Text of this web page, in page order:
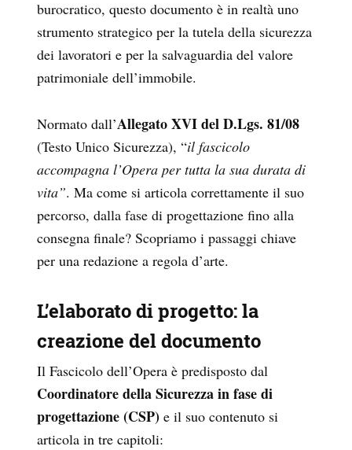
burocratico, questo documento è in realtà uno
strumento strategico per la tutela della sicurezza
dei lavoratori e per la salvaguardia del valore
patrimoniale dell’immobile.
Normato dall’Allegato XVI del D.Lgs. 81/08
(Testo Unico Sicurezza), “il fascicolo
accompagna l’Opera per tutta la sua durata di
vita”. Ma come si articola correttamente il suo
percorso, dalla fase di progettazione fino alla
consegna finale? Scopriamo i passaggi chiave
per una redazione a regola d’arte.
L’elaborato di progetto: la
creazione del documento
Il Fascicolo dell’Opera è predisposto dal
Coordinatore della Sicurezza in fase di
progettazione (CSP) e il suo contenuto si
articola in tre capitoli: